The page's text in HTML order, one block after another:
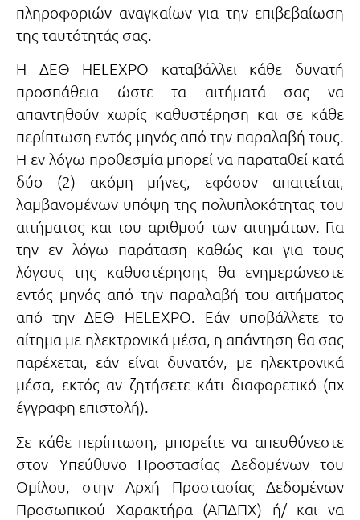
πληροφοριών αναγκαίων για την επιβεβαίωση
της ταυτότητάς σας.
H ΔΕΘ HELEXPO καταβάλλει κάθε δυνατή
προσπάθεια ώστε τα αιτήματά σας να
απαντηθούν χωρίς καθυστέρηση και σε κάθε
περίπτωση εντός μηνός από την παραλαβή τους.
Η εν λόγω προθεσμία μπορεί να παραταθεί κατά
δύο (2) ακόμη μήνες, εφόσον απαιτείται,
λαμβανομένων υπόψη της πολυπλοκότητας του
αιτήματος και του αριθμού των αιτημάτων. Για
την εν λόγω παράταση καθώς και για τους
λόγους της καθυστέρησης θα ενημερώνεστε
εντός μηνός από την παραλαβή του αιτήματος
από την ΔΕΘ HELEXPO. Εάν υποβάλλετε το
αίτημα με ηλεκτρονικά μέσα, η απάντηση θα σας
παρέχεται, εάν είναι δυνατόν, με ηλεκτρονικά
μέσα, εκτός αν ζητήσετε κάτι διαφορετικό (πχ
έγγραφη επιστολή).
Σε κάθε περίπτωση, μπορείτε να απευθύνεστε
στον Υπεύθυνο Προστασίας Δεδομένων του
Ομίλου, στην Αρχή Προστασίας Δεδομένων
Προσωπικού Χαρακτήρα (ΑΠΔΠΧ) ή/ και να